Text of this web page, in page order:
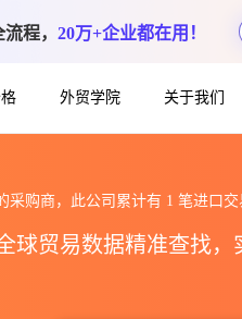
程， 20万+企业都在用！
外贸学院 关于我们
采购商，此公司累计有 1 笔进口交
球贸易数据精准查找